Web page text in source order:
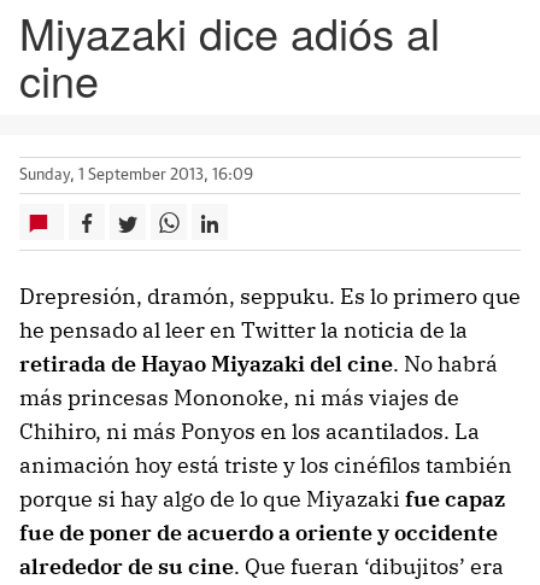
Miyazaki dice adiós al
cine
Sunday, 1 September 2013, 16:09
Drepresión, dramón, seppuku. Es lo primero que
he pensado al leer en Twitter la noticia de la
retirada de Hayao Miyazaki del cine. No habrá
más princesas Mononoke, ni más viajes de
Chihiro, ni más Ponyos en los acantilados. La
animación hoy está triste y los cinéfilos también
porque si hay algo de lo que Miyazaki fue capaz
fue de poner de acuerdo a oriente y occidente
alrededor de su cine. Que fueran ‘dibujitos’ era